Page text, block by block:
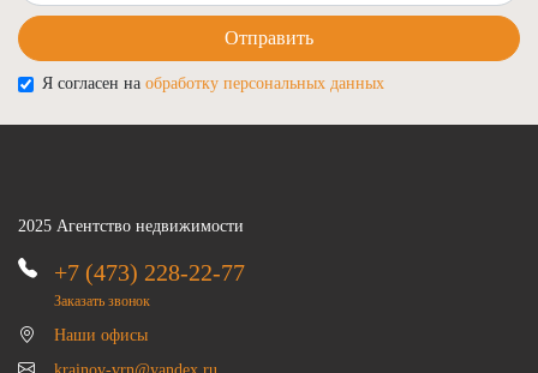
Отправить
Я согласен на обработку персональных данных
2025 Агентство недвижимости
+7 (473) 228-22-77
Заказать звонок
Наши офисы